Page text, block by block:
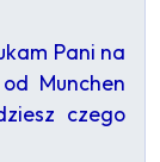
Pani na
Munchen
czego